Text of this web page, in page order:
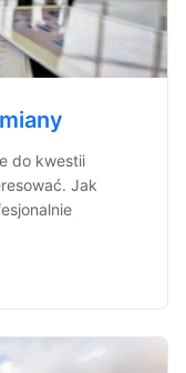
do kwestii
Jak